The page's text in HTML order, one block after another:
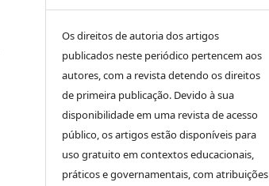
Os direitos de autoria dos artigos
publicados neste periódico pertencem aos
autores, com a revista detendo os direitos
de primeira publicação. Devido à sua
disponibilidade em uma revista de acesso
público, os artigos estão disponíveis para
uso gratuito em contextos educacionais,
práticos e governamentais, com atribuições